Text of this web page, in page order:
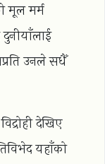
मूल मर्म
उनले सधैँ
देखिए
यहाँको